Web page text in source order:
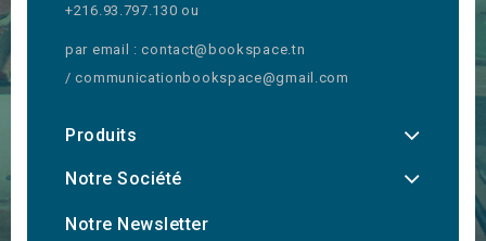
+216.93.797.130 ou
par email : contact@bookspace.tn
/ communicationbookspace@gmail.com
Produits
Notre Société
Notre Newsletter